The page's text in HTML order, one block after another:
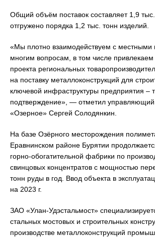
Общий объём поставок составляет 1,9
отгружено порядка 1,2 тыс. тонн изделий.
«Мы плотно взаимодействуем с местными
многим вопросам, в том числе привлекаем
проекта региональных
на поставку металлоконструкций для
ключевой инфраструктуры предприятия –
подтверждение», — отметил
«Озерное» Сергей Солодянкин.
На базе Озёрного месторождения
Еравнинском районе Бурятии
горно-обогатительной фабрики по
свинцовых концентратов с мощностью
тонн руды в год. Ввод объекта в
на 2023 г.
ЗАО «Улан-Удэстальмост»
стальных мостовых и строительных
производстве металлоконструкций